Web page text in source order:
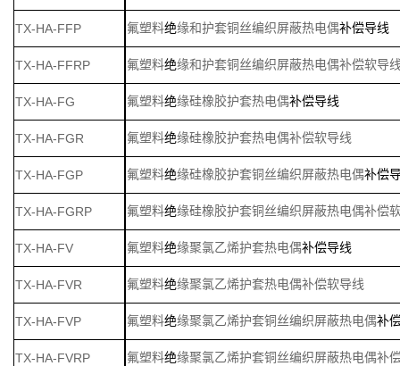
TX-HA-FFP 氟塑料绝缘和护套铜丝编织屏蔽热电偶补偿导线
TX-HA-FFRP 氟塑料绝缘和护套铜丝编织屏蔽热电偶补偿软导
TX-HA-FG 氟塑料绝缘硅橡胶护套热电偶补偿导线
TX-HA-FGR 氟塑料绝缘硅橡胶护套热电偶补偿软导线
TX-HA-FGP 氟塑料绝缘硅橡胶护套铜丝编织屏蔽热电偶补偿
TX-HA-FGRP 氟塑料绝缘硅橡胶护套铜丝编织屏蔽热电偶补偿
TX-HA-FV 氟塑料绝缘聚氯乙烯护套热电偶补偿导线
TX-HA-FVR 氟塑料绝缘聚氯乙烯护套热电偶补偿软导线
TX-HA-FVP 氟塑料绝缘聚氯乙烯护套铜丝编织屏蔽热电偶补
TX-HA-FVRP 氟塑料绝缘聚氯乙烯护套铜丝编织屏蔽热电偶补